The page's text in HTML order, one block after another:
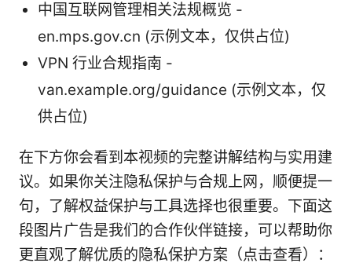
中国互联网管理相关法规概览 -
en.mps.gov.cn (示例文本，仅供占位)
VPN 行业合规指南 -
van.example.org/guidance (示例文本，仅
供占位)
在下方你会看到本视频的完整讲解结构与实用建
议。如果你关注隐私保护与合规上网，顺便提一
句，了解权益保护与工具选择也很重要。下面这
段图片广告是我们的合作伙伴链接，可以帮助你
更直观了解优质的隐私保护方案（点击查看）：